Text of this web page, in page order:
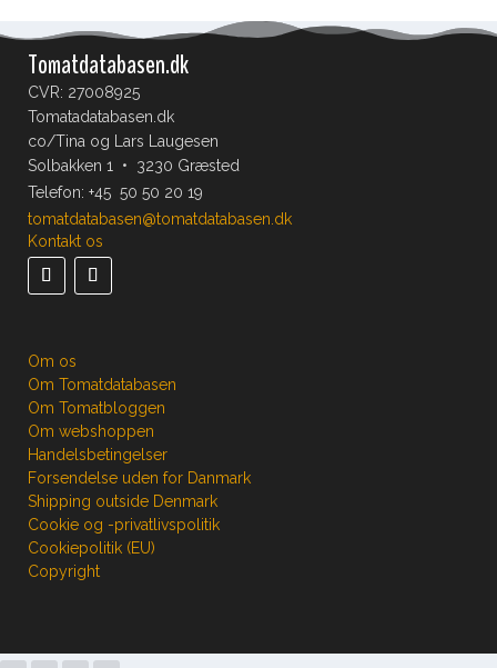
Tomatdatabasen.dk
CVR: 27008925
Tomatadatabasen.dk
co/Tina og Lars Laugesen
Solbakken 1 • 3230 Græsted
Telefon: +45 50 50 20 19
tomatdatabasen@tomatdatabasen.dk
Kontakt os
Om os
Om Tomatdatabasen
Om Tomatbloggen
Om webshoppen
Handelsbetingelser
Forsendelse uden for Danmark
Shipping outside Denmark
Cookie og -privatlivspolitik
Cookiepolitik (EU)
Copyright